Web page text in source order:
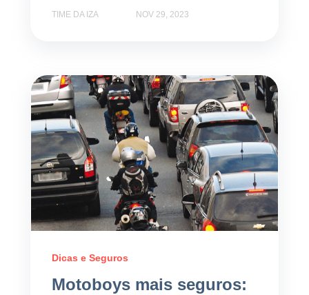
TIME DA IZA NOV 29, 2023
Dicas e Seguros
Motoboys mais seguros: